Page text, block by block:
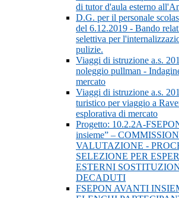
di tutor d'aula esterno
D.G. per il personale
del 6.12.2019 - Bando
selettiva per
pulizie.
Viaggi di istruzione a.s.
noleggio pullman -
mercato
Viaggi di istruzione a.s.
turistico per viaggio a
esplorativa di mercato
Progetto: 10.2.2A-
insieme” –
VALUTAZIONE -
SELEZIONE PER
ESTERNI
DECADUTI
FSEPON AVANTI